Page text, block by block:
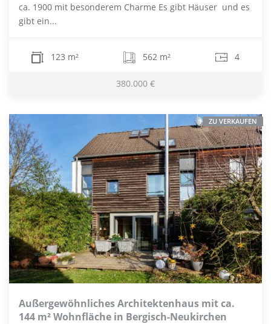
ca. 1900 mit besonderem Charme Es gibt Häuser  und es
gibt ein...
123 m² 562 m² 4
380.000 €
Außergewöhnliches Architektenhaus mit ca.
144 m² Wohnfläche in Bergisch-Neukirchen
ZU VERKAUFEN